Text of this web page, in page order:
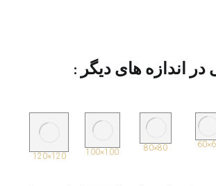
اندازه های دیگر :
80×80
100×100
120×120